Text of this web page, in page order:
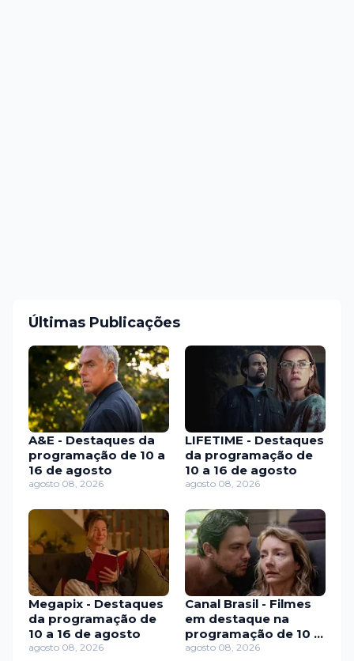
Últimas Publicações
A&E - Destaques da
programação de 10 a
16 de agosto
agosto 08, 2026
LIFETIME - Destaques
da programação de
10 a 16 de agosto
agosto 08, 2026
Megapix - Destaques
da programação de
10 a 16 de agosto
agosto 08, 2026
Canal Brasil - Filmes
em destaque na
programação de 10 a
16 de agosto
agosto 08, 2026